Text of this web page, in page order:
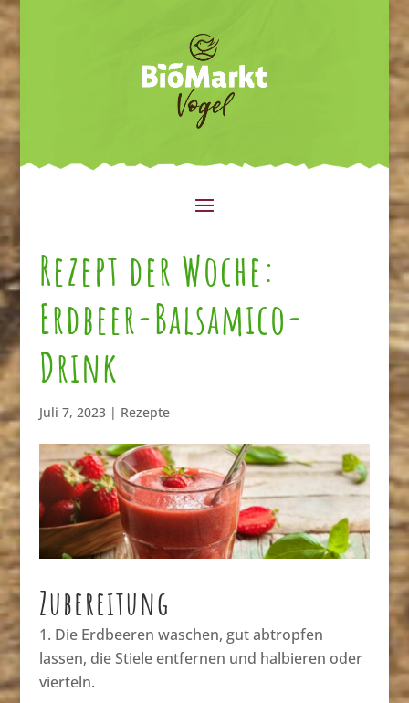
Rezept der Woche:
Erdbeer-Balsamico-
Drink
Juli 7, 2023| Rezepte
Zubereitung
Die Erdbeeren waschen, gut abtropfen
lassen, die Stiele entfernen und halbieren oder
vierteln.